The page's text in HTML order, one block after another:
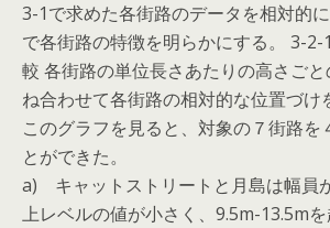
3-1で求めた各街路のデータを相対的
で各街路の特徴を明らかにする。 3-2-
較 各街路の単位長さあたりの高さご
ね合わせて各街路の相対的な位置づけ
このグラフを見ると、対象の７街路を
とができた。
a) キャットストリートと月島は幅員
上レベルの値が小さく、9.5m-13.5m